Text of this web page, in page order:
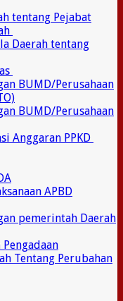
tentang Pejabat
Daerah tentang
BUMD/Perusahaan
BUMD/Perusahaan
Anggaran PPKD
APBD
pemerintah Daerah
Tentang Perubahan